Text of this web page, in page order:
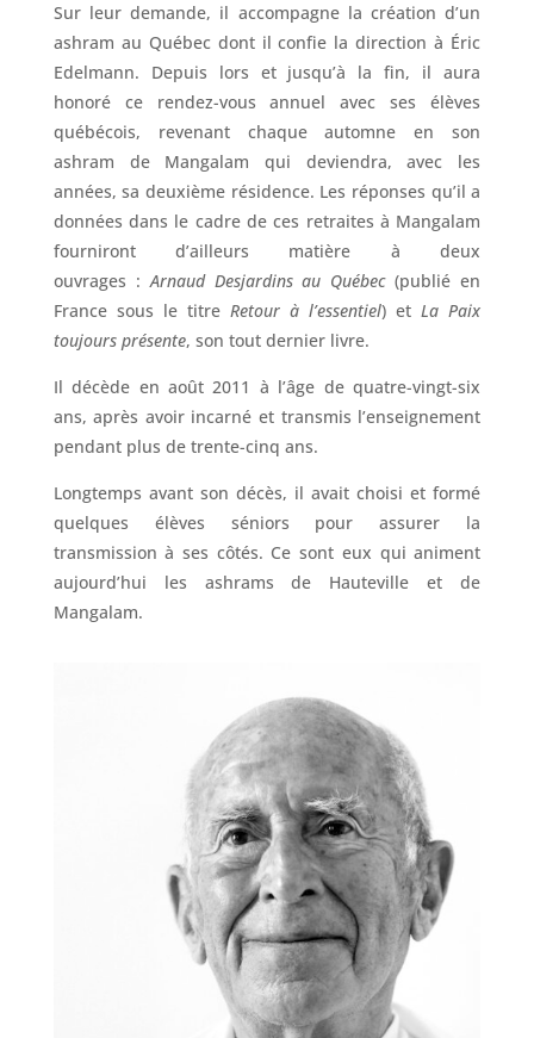
Sur leur demande, il accompagne la création d’un
ashram au Québec dont il confie la direction à Éric
Edelmann. Depuis lors et jusqu’à la fin, il aura
honoré ce rendez-vous annuel avec ses élèves
québécois, revenant chaque automne en son
ashram de Mangalam qui deviendra, avec les
années, sa deuxième résidence. Les réponses qu’il a
données dans le cadre de ces retraites à Mangalam
fourniront d’ailleurs matière à deux
ouvrages : Arnaud Desjardins au Québec (publié en
France sous le titre Retour à l’essentiel) et La Paix
toujours présente, son tout dernier livre.
Il décède en août 2011 à l’âge de quatre-vingt-six
ans, après avoir incarné et transmis l’enseignement
pendant plus de trente-cinq ans.
Longtemps avant son décès, il avait choisi et formé
quelques élèves séniors pour assurer la
transmission à ses côtés. Ce sont eux qui animent
aujourd’hui les ashrams de Hauteville et de
Mangalam.